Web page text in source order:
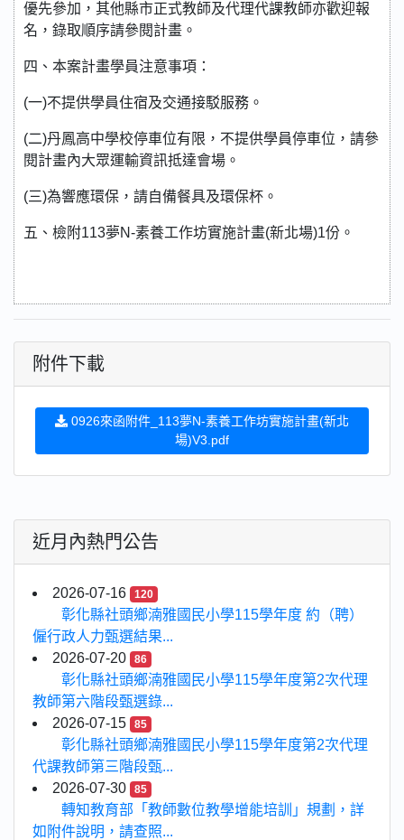
優先參加，其他縣市正式教師及代理代課教師亦歡迎報
名，錄取順序請參閱計畫。
四、本案計畫學員注意事項：
(一)不提供學員住宿及交通接駁服務。
(二)丹鳳高中學校停車位有限，不提供學員停車位，請參
閱計畫內大眾運輸資訊抵達會場。
(三)為響應環保，請自備餐具及環保杯。
五、檢附113夢N-素養工作坊實施計畫(新北場)1份。
附件下載
0926來函附件_113夢N-素養工作坊實施計畫(新北
場)V3.pdf
近月內熱門公告
2026-07-16 120
彰化縣社頭鄉湳雅國民小學115學年度 約（聘）
僱行政人力甄選結果...
2026-07-20
86
彰化縣社頭鄉湳雅國民小學115學年度第2次代理
教師第六階段甄選錄...
2026-07-15
85
彰化縣社頭鄉湳雅國民小學115學年度第2次代理
代課教師第三階段甄...
2026-07-30
85
轉知教育部「教師數位教學增能培訓」規劃，詳
如附件說明，請查照...